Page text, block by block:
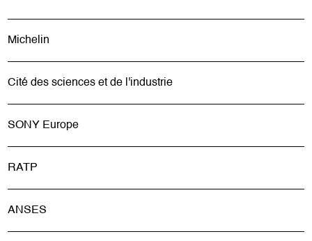
Michelin
Cité des sciences et de l'industrie
SONY Europe
RATP
ANSES